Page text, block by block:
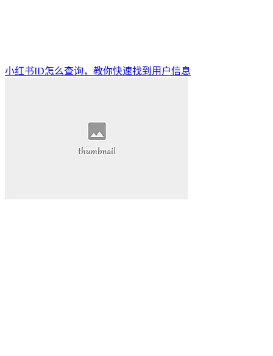
小红书ID怎么查询，教你快速找到用户信息